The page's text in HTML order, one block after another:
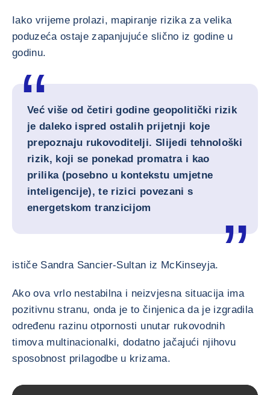
Iako vrijeme prolazi, mapiranje rizika za velika
poduzeća ostaje zapanjujuće slično iz godine u
godinu.
Već više od četiri godine geopolitički rizik
je daleko ispred ostalih prijetnji koje
prepoznaju rukovoditelji. Slijedi tehnološki
rizik, koji se ponekad promatra i kao
prilika (posebno u kontekstu umjetne
inteligencije), te rizici povezani s
energetskom tranzicijom
ističe Sandra Sancier-Sultan iz McKinseyja.
Ako ova vrlo nestabilna i neizvjesna situacija ima
pozitivnu stranu, onda je to činjenica da je izgradila
određenu razinu otpornosti unutar rukovodnih
timova multinacionalki, dodatno jačajući njihovu
sposobnost prilagodbe u krizama.